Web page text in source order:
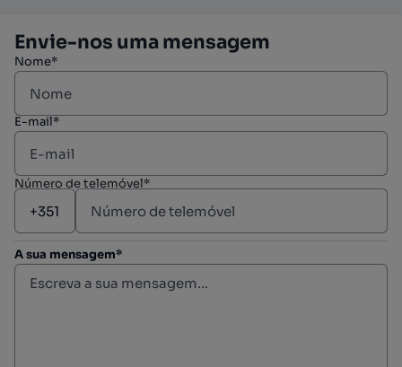
Envie-nos uma mensagem
Nome*
E-mail*
Número de telemóvel*
A sua mensagem*